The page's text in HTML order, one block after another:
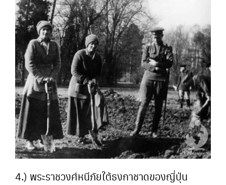
4.) พระราชวงศ์หนีภัยใต้ธงกาชาดของญี่ปุ่น